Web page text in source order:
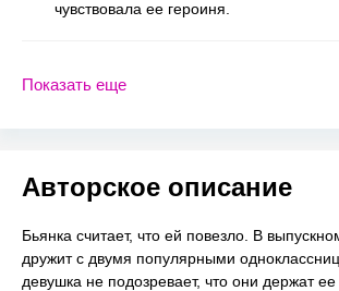
чувствовала ее героиня.
Показать еще
Авторское описание
Бьянка считает, что ей повезло. В
дружит с двумя популярными
девушка не подозревает, что они держат